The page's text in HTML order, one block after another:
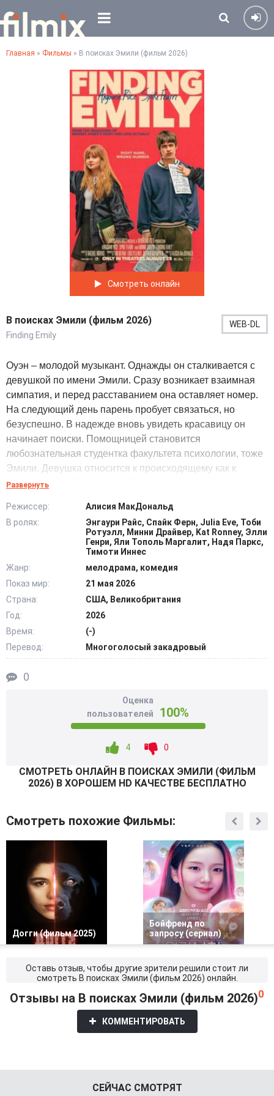
Главная » Фильмы » В поисках Эмили (фильм 2026)
Смотреть онлайн
В поисках Эмили (фильм 2026)
Finding Emily
WEB-DL
Оуэн – молодой музыкант. Однажды он сталкивается с
девушкой по имени Эмили. Сразу возникает взаимная
симпатия, и перед расставанием она оставляет номер.
На следующий день парень пробует связаться, но
безуспешно. В надежде вновь увидеть красавицу он
начинает поиски. Помощницей становится
любознательная студентка факультета психологии, тоже
Эмили. Девушка относится к происходящему как к
эксперименту. Это классный шанс изучить поведение
повседневность ради мимолетной симпатии. Поисковые
мероприятия охватывают университетский кампус. Оуэн
обращается к студентам, расклеивает объявления и
запускает цепочку слухов. Поиски делаются все
масштабнее, а закадычные напарники проводят вдвоем
все больше времени. Взгляды на любовь,
романтические взаимоотношения и собственное
будущее неминуемо встречаются. Героям предстоит
иначе взглянуть на себя и понять, что далеко не всегда
конечная цель важнее самого пути. @Filmix.fan
Развернуть
Режиссер:
Алисия МакДональд
В ролях:
Энгаури Райс, Спайк Ферн, Julia Eve, Тоби
Ротуэлл, Минни Драйвер, Kat Ronney, Элли
Генри, Яли Тополь Маргалит, Надя Паркс,
Тимоти Иннес
Жанр:
мелодрама, комедия
Показ мир:
21 мая 2026
Страна:
США, Великобритания
Год:
2026
Время:
(-)
Перевод:
Многоголосый закадровый
0
Оценка
пользователей
100%
4 0
СМОТРEТЬ ОНЛАЙН В ПОИСКАХ ЭМИЛИ (ФИЛЬМ
2026) В ХОРОШЕМ HD КАЧЕСТВЕ БЕСПЛАТНО
Смотреть похожие Фильмы:
Догги (фильм 2025)
Бойфренд по
запросу (сериал)
Оставь отзыв, чтобы другие зрители решили стоит ли
смотреть В поисках Эмили (фильм 2026) онлайн.
Отзывы на В поисках Эмили (фильм 2026)0
КОММЕНТИРОВАТЬ
СЕЙЧАС СМОТРЯТ